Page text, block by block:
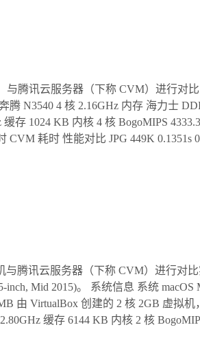
腾讯云服务器（下称 CVM）进行对
N3540 4 核 2.16GHz 内存 海力士
存 1024 KB 内核 4 核 BogoMIPS
耗时 性能对比 JPG 449K 0.1351s
与腾讯云服务器（下称 CVM）进行对
Mid 2015)。 系统信息 系统 macOS
由 VirtualBox 创建的 2 核 2GB 虚拟
缓存 6144 KB 内核 2 核